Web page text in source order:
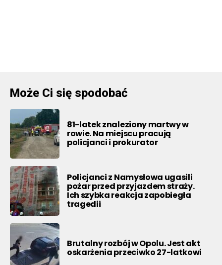
Może Ci się spodobać
81-latek znaleziony martwy w
rowie. Na miejscu pracują
policjanci i prokurator
Policjanci z Namysłowa ugasili
pożar przed przyjazdem straży.
Ich szybka reakcja zapobiegła
tragedii
Brutalny rozbój w Opolu. Jest akt
oskarżenia przeciwko 27-latkowi